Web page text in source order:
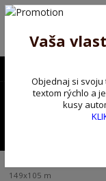
Poprosíme ctených
Preto sme Vám
!!! ZĽAVA 5€ na
149x105 m
Vaša
Objednaj si
textom rýchlo a
kusy